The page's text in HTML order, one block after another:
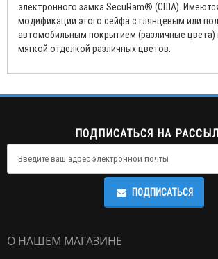
электронного замка SecuRam® (США).
модификации этого сейфа с глянцевым или
автомобильным покрытием (различные цвета)
мягкой отделкой различных цветов.
ПОДПИСАТЬСЯ НА
ПОДПИСАТЬСЯ
О НАШЕМ МАГАЗИНЕ